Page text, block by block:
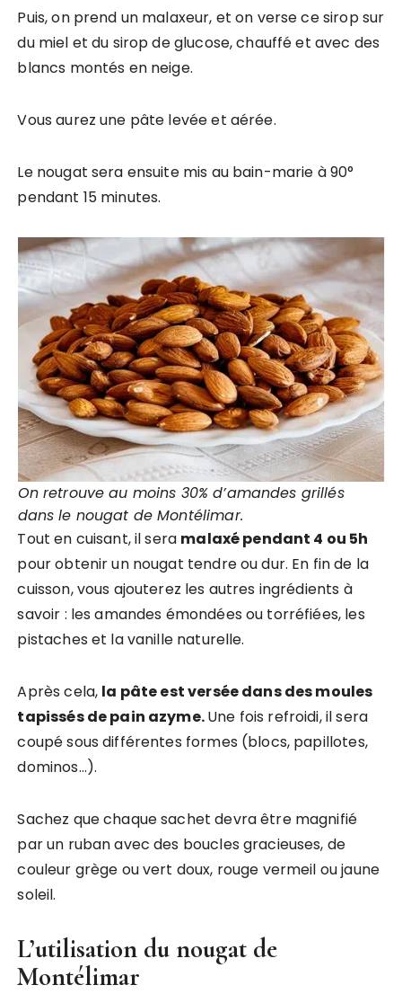
Puis, on prend un malaxeur, et on verse ce sirop sur
du miel et du sirop de glucose, chauffé et avec des
blancs montés en neige.
Vous aurez une pâte levée et aérée.
Le nougat sera ensuite mis au bain-marie à 90°
pendant 15 minutes.
On retrouve au moins 30% d’amandes grillés
dans le nougat de Montélimar.
Tout en cuisant, il sera malaxé pendant 4 ou 5h
pour obtenir un nougat tendre ou dur. En fin de la
cuisson, vous ajouterez les autres ingrédients à
savoir : les amandes émondées ou torréfiées, les
pistaches et la vanille naturelle.
Après cela, la pâte est versée dans des moules
tapissés de pain azyme.Une fois refroidi, il sera
coupé sous différentes formes (blocs, papillotes,
dominos…).
Sachez que chaque sachet devra être magnifié
par un ruban avec des boucles gracieuses, de
couleur grège ou vert doux, rouge vermeil ou jaune
soleil.
L’utilisation du nougat de
Montélimar